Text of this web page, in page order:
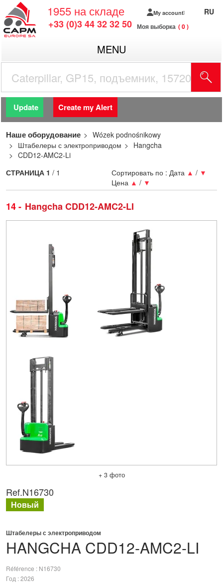
1955 на складе
+33 (0)3 44 32 32 50
My account
Моя выборка 0
RU
MENU
Update Create my Alert
Наше оборудование
Wózek podnośnikowy
Штабелеры с электроприводом
Hangcha
CDD12-AMC2-Li
14 Hangcha CDD12-AMC2-LI
Сортировать по : Дата ▲ / ▼
Цена ▲ / ▼
СТРАНИЦА 1 / 1
+ 3 фото
HANGCHA CDD12-AMC2-LI
Штабелеры с электроприводом
Référence
N16730
Год 2026
Ref.N16730
Новый